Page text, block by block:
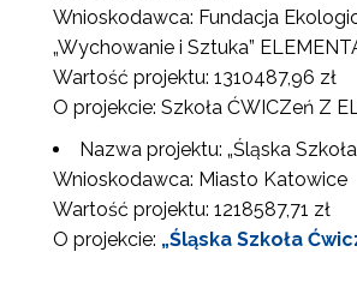
Wnioskodawca: Fundacja
„Wychowanie i Sztuka”
Wartość projektu: 1310487,96 zł
O projekcie: Szkoła ĆWICZeń Z
Nazwa projektu: „Śląska
Wnioskodawca: Miasto Katowice
Wartość projektu: 1218587,71 zł
O projekcie: „Śląska Szkoła